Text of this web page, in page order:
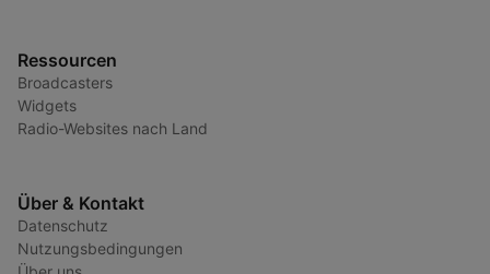
Ressourcen
Broadcasters
Widgets
Radio-Websites nach Land
Über & Kontakt
Datenschutz
Nutzungsbedingungen